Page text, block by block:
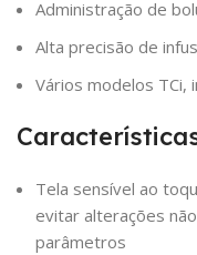
Administração de
Alta precisão de
Vários modelos TCi,
Tela sensível ao
evitar alterações
parâmetros